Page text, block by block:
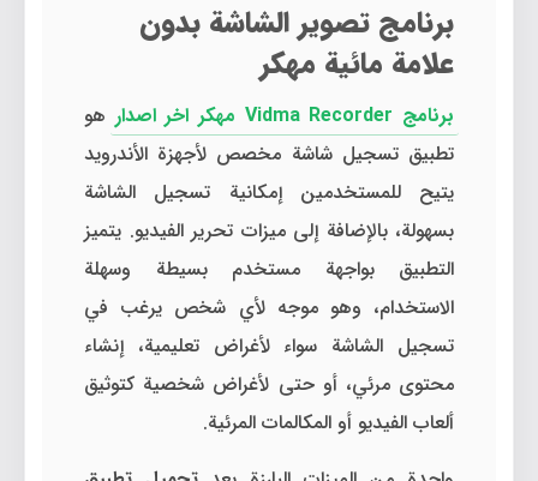
برنامج تصوير الشاشة بدون
علامة مائية مهكر
برنامج Vidma Recorder مهكر اخر اصدار
هو
تطبيق تسجيل شاشة مخصص لأجهزة الأندرويد
يتيح للمستخدمين إمكانية تسجيل الشاشة
بسهولة، بالإضافة إلى ميزات تحرير الفيديو. يتميز
التطبيق بواجهة مستخدم بسيطة وسهلة
الاستخدام، وهو موجه لأي شخص يرغب في
تسجيل الشاشة سواء لأغراض تعليمية، إنشاء
محتوى مرئي، أو حتى لأغراض شخصية كتوثيق
ألعاب الفيديو أو المكالمات المرئية.